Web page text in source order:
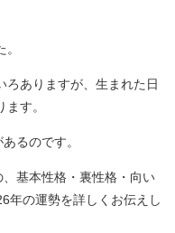
ろありますが、生まれた日
す。
るのです。
、基本性格・裏性格・向い
年の運勢を詳しくお伝えし